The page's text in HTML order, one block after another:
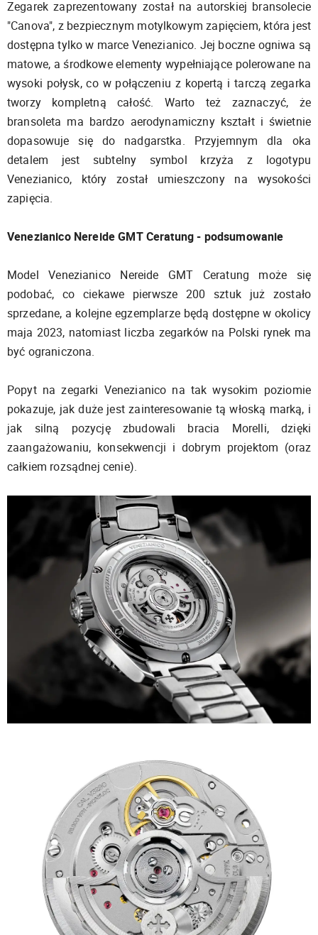
Zegarek zaprezentowany został na autorskiej bransolecie
"Canova", z bezpiecznym motylkowym zapięciem, która jest
dostępna tylko w marce Venezianico. Jej boczne ogniwa są
matowe, a środkowe elementy wypełniające polerowane na
wysoki połysk, co w połączeniu z kopertą i tarczą zegarka
tworzy kompletną całość. Warto też zaznaczyć, że
bransoleta ma bardzo aerodynamiczny kształt i świetnie
dopasowuje się do nadgarstka. Przyjemnym dla oka
detalem jest subtelny symbol krzyża z logotypu
Venezianico, który został umieszczony na wysokości
zapięcia.
Venezianico Nereide GMT Ceratung - podsumowanie
Model Venezianico Nereide GMT Ceratung może się
podobać, co ciekawe pierwsze 200 sztuk już zostało
sprzedane, a kolejne egzemplarze będą dostępne w okolicy
maja 2023, natomiast liczba zegarków na Polski rynek ma
być ograniczona.
Popyt na zegarki Venezianico na tak wysokim poziomie
pokazuje, jak duże jest zainteresowanie tą włoską marką, i
jak silną pozycję zbudowali bracia Morelli, dzięki
zaangażowaniu, konsekwencji i dobrym projektom (oraz
całkiem rozsądnej cenie).